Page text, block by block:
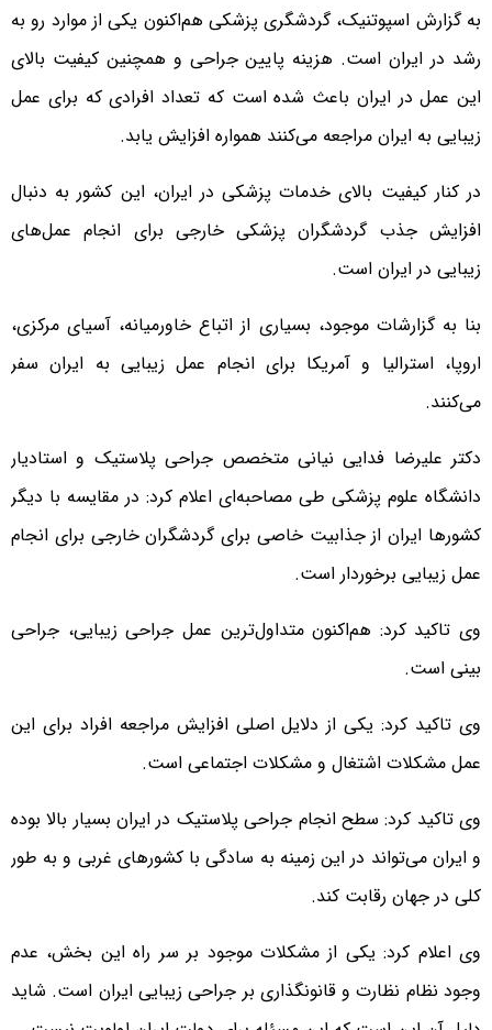
به گزارش اسپوتنیک، گردشگری پزشکی هم‌اکنون یکی از موارد رو به
رشد در ایران است. هزینه پایین جراحی و همچنین کیفیت بالای
این عمل در ایران باعث شده است که تعداد افرادی که برای عمل
زیبایی به ایران مراجعه می‌کنند همواره افزایش یابد.
در کنار کیفیت بالای خدمات پزشکی در ایران، این کشور به دنبال
افزایش جذب گردشگران پزشکی خارجی برای انجام عمل‌های
زیبایی در ایران است.
بنا به گزارشات موجود، بسیاری از اتباع خاورمیانه، آسیای مرکزی،
اروپا، استرالیا و آمریکا برای انجام عمل زیبایی به ایران سفر
می‌کنند.
دکتر علیرضا فدایی نیانی متخصص جراحی پلاستیک و استادیار
دانشگاه علوم پزشکی طی مصاحبه‌ای اعلام کرد: در مقایسه با دیگر
کشورها ایران از جذابیت خاصی برای گردشگران خارجی برای انجام
عمل زیبایی برخوردار است.
وی تاکید کرد: هم‌اکنون متداول‌ترین عمل جراحی زیبایی، جراحی
بینی است.
وی تاکید کرد: یکی از دلایل اصلی افزایش مراجعه افراد برای این
عمل مشکلات اشتغال و مشکلات اجتماعی است.
وی تاکید کرد: سطح انجام جراحی پلاستیک در ایران بسیار بالا بوده
و ایران می‌تواند در این زمینه به سادگی با کشورهای غربی و به طور
کلی در جهان رقابت کند.
وی اعلام کرد: یکی از مشکلات موجود بر سر راه این بخش، عدم
وجود نظام نظارت و قانونگذاری بر جراحی زیبایی ایران است. شاید